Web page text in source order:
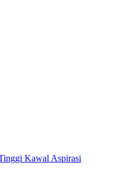
Kawal Aspirasi